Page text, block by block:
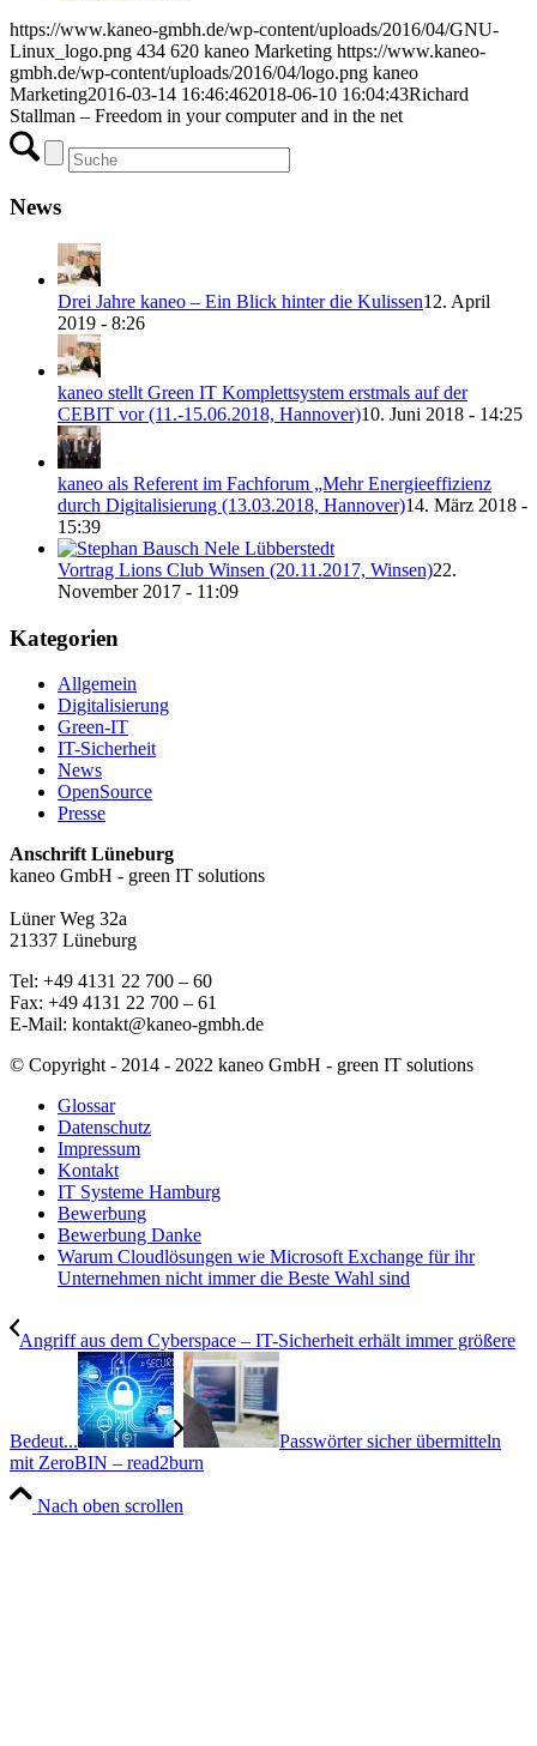
https://www.kaneo-gmbh.de/wp-content/uploads/2016/04/GNU-
Linux_logo.png 434 620 kaneo Marketing https://www.kaneo-
gmbh.de/wp-content/uploads/2016/04/logo.png kaneo
Marketing2016-03-14 16:46:462018-06-10 16:04:43Richard
Stallman – Freedom in your computer and in the net
News
Drei Jahre kaneo – Ein Blick hinter die Kulissen12. April
2019 - 8:26
kaneo stellt Green IT Komplettsystem erstmals auf der
CEBIT vor (11.-15.06.2018, Hannover)10. Juni 2018 - 14:25
kaneo als Referent im Fachforum „Mehr Energieeffizienz
durch Digitalisierung (13.03.2018, Hannover)14. März 2018 -
15:39
Vortrag Lions Club Winsen (20.11.2017, Winsen)22.
November 2017 - 11:09
Kategorien
Allgemein
Digitalisierung
Green-IT
IT-Sicherheit
News
OpenSource
Presse
Anschrift Lüneburg
kaneo GmbH - green IT solutions
Lüner Weg 32a
21337 Lüneburg
Tel: +49 4131 22 700 – 60
Fax: +49 4131 22 700 – 61
E-Mail: kontakt@kaneo-gmbh.de
© Copyright - 2014 - 2022 kaneo GmbH - green IT solutions
Glossar
Datenschutz
Impressum
Kontakt
IT Systeme Hamburg
Bewerbung
Bewerbung Danke
Warum Cloudlösungen wie Microsoft Exchange für ihr
Unternehmen nicht immer die Beste Wahl sind
Angriff aus dem Cyberspace – IT-Sicherheit erhält immer größere
Bedeut...
Passwörter sicher übermitteln
mit ZeroBIN – read2burn
Nach oben scrollen